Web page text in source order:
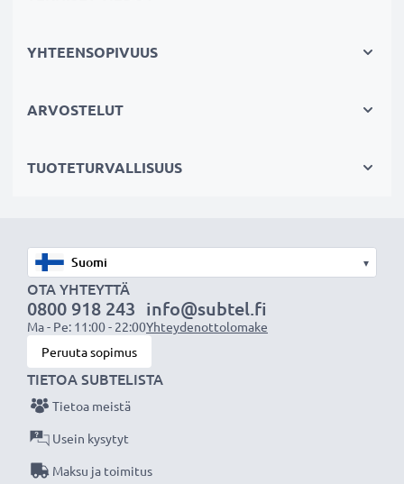
YHTEENSOPIVUUS
ARVOSTELUT
TUOTETURVALLISUUS
▾
OTA YHTEYTTÄ
0800 918 243
Ma - Pe: 11:00 - 22:00
info@subtel.fi
Yhteydenottolomake
Peruuta sopimus
TIETOA SUBTELISTA
Tietoa meistä
Usein kysytyt
Maksu ja toimitus